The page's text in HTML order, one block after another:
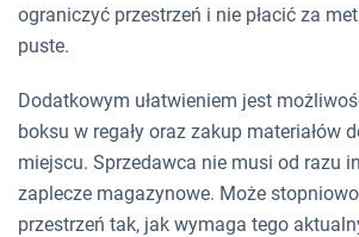
ograniczyć przestrzeń i nie płacić za
puste.
Dodatkowym ułatwieniem jest
boksu w regały oraz zakup materiałów
miejscu. Sprzedawca nie musi od razu
zaplecze magazynowe. Może
przestrzeń tak, jak wymaga tego